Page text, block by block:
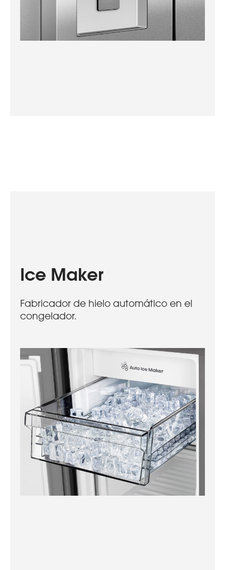
Ice Maker
Fabricador de hielo automático en el
congelador.